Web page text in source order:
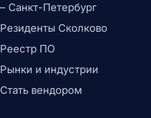
– Санкт-Петербург
Резиденты Сколково
Реестр ПО
Рынки и индустрии
Стать вендором